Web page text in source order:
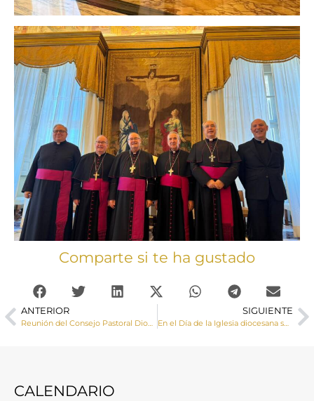
Comparte si te ha gustado
ANTERIOR
Reunión del Consejo Pastoral Diocesano
SIGUIENTE
En el Día de la Iglesia diocesana se nos invita a buscar en nuestro interior para descubrir el plan que Dios tiene para cada uno
CALENDARIO